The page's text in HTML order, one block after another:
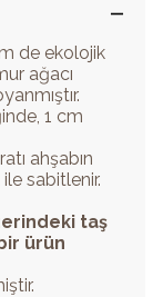
de ekolojik
ağacı
1 cm
ahşabın
sabitlenir.
taş
ürün